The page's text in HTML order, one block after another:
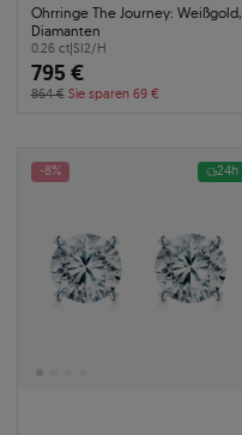
Ohrringe The Journey: Weißgold,
Diamanten
0.26 ct|SI2/H
795 €
864 € Sie sparen 69 €
-8% 24h